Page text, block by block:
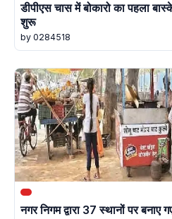
डीपीएस चास में बोकारो का पहला
शुरू
by 0284518
नगर निगम द्वारा 37 स्थानों पर बनाए